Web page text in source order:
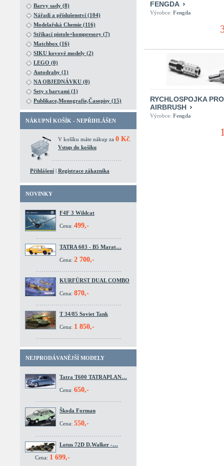
Barvy sady (8)
Nářadí a příslušenství (104)
Modelařská Chemie (116)
Stříkací pistole+kompresory (7)
Matchbox (16)
SIKU kovové modely (2)
LEGO (0)
Autodrahy (1)
NA OBJEDNÁVKU (0)
Sety s barvami (1)
Publikace,Monografie,Časopisy (15)
NÁKUPNÍ KOŠÍK - NEPŘIHLÁŠEN
V košíku máte nákup za 0 Kč
Vstup do košíku
Přihlášení | Registrace zákazníka
NOVINKY
F4F 3 Wildcat
Cena: 499,-
TATRA 603 - B5 Marat…
Cena: 2 700,-
KURFÜRST DUAL COMBO
Cena: 870,-
T 34/85 Soviet Tank
Cena: 1 850,-
NEJPRODÁVANĚJŠÍ MODELY
Tatra T600 TATRAPLAN…
Cena: 650,-
Škoda Forman
Cena: 550,-
Lotus 72D D.Walker -…
Cena: 1 699,-
FENGDA
Výrobce: Fengda
RYCHLOSPOJKA PRO
AIRBRUSH
Výrobce: Fengda